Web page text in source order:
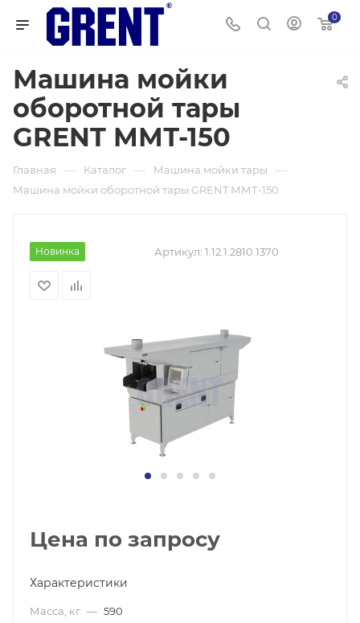
0
Машина мойки
оборотной тары
GRENT ММТ-150
Главная — Каталог — Машина мойки тары —
Машина мойки оборотной тары GRENT ММТ-150
Новинка Артикул: 1.12.1.2810.1370
Цена по запросу
Характеристики
Масса, кг — 590